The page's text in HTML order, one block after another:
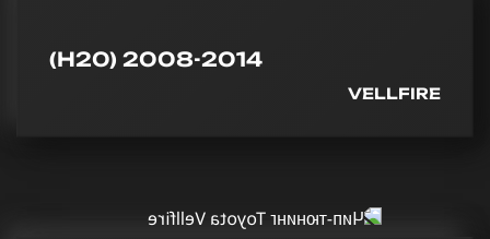
(H20) 2008-2014
VELLFIRE